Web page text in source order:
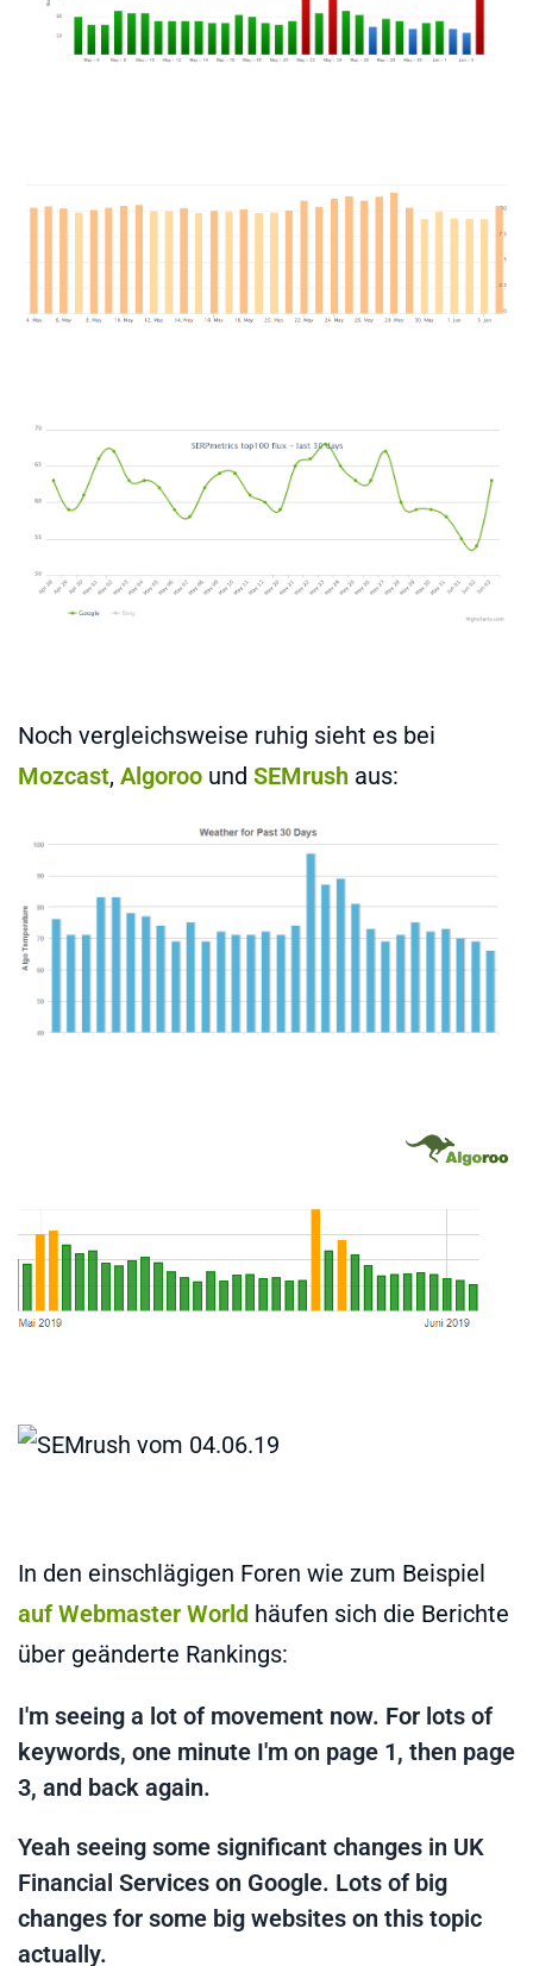
Noch vergleichsweise ruhig sieht es bei
Mozcast, Algoroo und SEMrush aus:
In den einschlägigen Foren wie zum Beispiel
auf Webmaster World häufen sich die Berichte
über geänderte Rankings:
I'm seeing a lot of movement now. For lots of
keywords, one minute I'm on page 1, then page
3, and back again.
Yeah seeing some significant changes in UK
Financial Services on Google. Lots of big
changes for some big websites on this topic
actually.